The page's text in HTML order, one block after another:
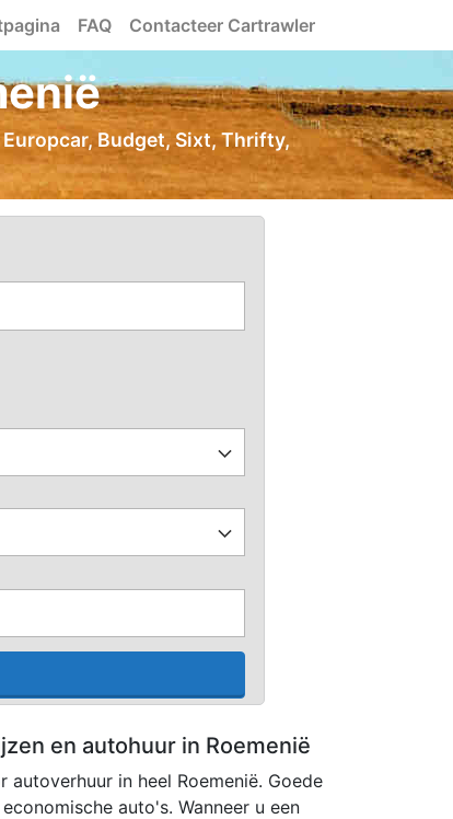
FAQ Contacteer Cartrawler
Budget, Sixt, Thrifty,
en autohuur in Roemenië
in heel Roemenië. Goede
auto's. Wanneer u een